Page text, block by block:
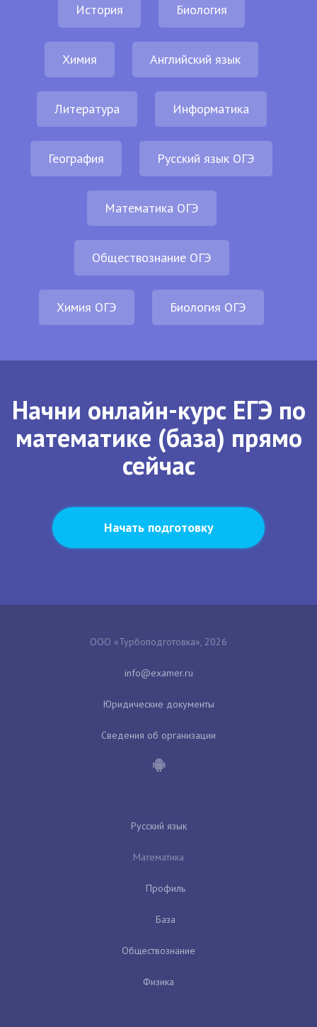
История Биология
Химия Английский язык
Литература Информатика
География Русский язык ОГЭ
Математика ОГЭ
Обществознание ОГЭ
Химия ОГЭ Биология ОГЭ
Начни онлайн-курс ЕГЭ по
математике (база) прямо
сейчас
Начать подготовку
ООО «Турбоподготовка», 2026
Юридические документы
Сведения об организации
Русский язык
Математика
Профиль
База
Обществознание
Физика